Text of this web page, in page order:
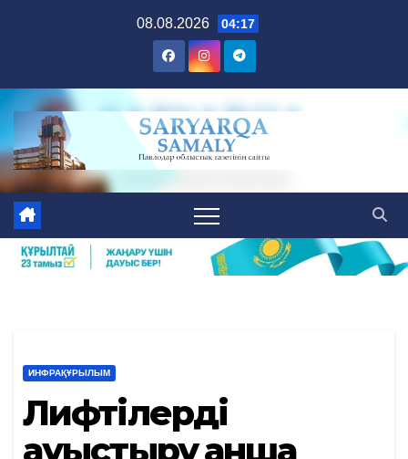
08.08.2026 04:17
ИНФРАҚҰРЫЛЫМ
Лифтілерді
ауыстыру қанша